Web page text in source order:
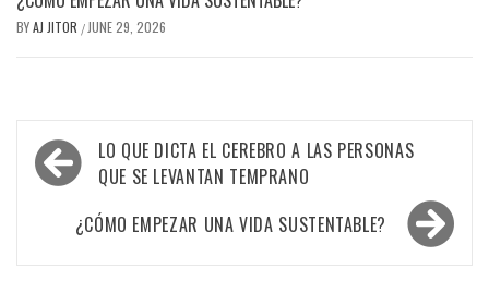
BYAJ JITOR /JUNE 29, 2026
Post
navigation
LO QUE DICTA EL CEREBRO A LAS PERSONAS
QUE SE LEVANTAN TEMPRANO
¿CÓMO EMPEZAR UNA VIDA SUSTENTABLE?